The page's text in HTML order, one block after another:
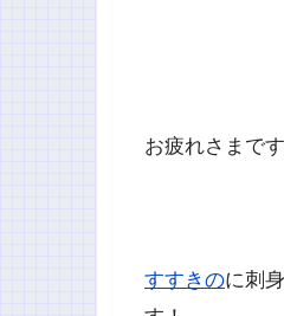
お疲れさまで
すすきのに刺